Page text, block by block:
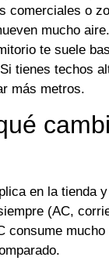
comerciales o
mucho aire.
te suele
tienes techos
más metros.
en la tienda
(AC,
consume